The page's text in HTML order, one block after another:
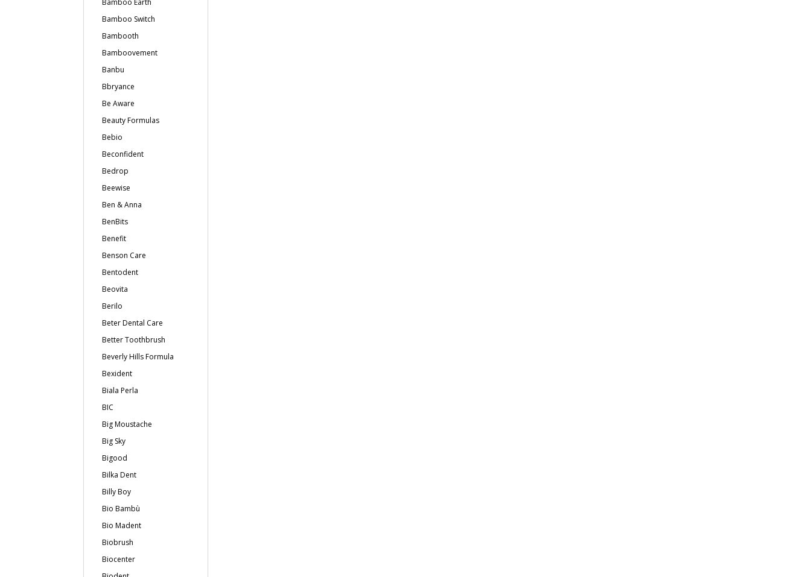
Bamboo Switch
Bambooth
Bamboovement
Banbu
Bbryance
Be Aware
Beauty Formulas
Bebio
Beconfident
Bedrop
Beewise
Ben & Anna
BenBits
Benefit
Benson Care
Bentodent
Beovita
Berilo
Beter Dental Care
Better Toothbrush
Beverly Hills Formula
Bexident
Biala Perla
BIC
Big Moustache
Big Sky
Bigood
Bilka Dent
Billy Boy
Bio Bambù
Bio Madent
Biobrush
Biocenter